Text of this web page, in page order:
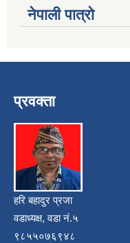
नेपाली पात्रो
प्रवक्ता
हरि बहादुर प्रजा
वडाध्यक्ष, वडा नं.५
९८५५०७६९४८